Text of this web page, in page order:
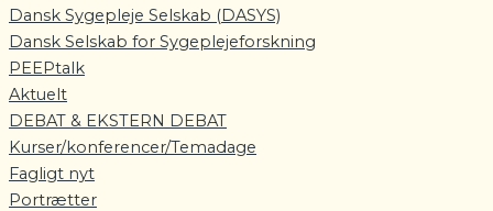
Dansk Sygepleje Selskab (DASYS)
Dansk Selskab for Sygeplejeforskning
PEEPtalk
Aktuelt
DEBAT & EKSTERN DEBAT
Kurser/konferencer/Temadage
Fagligt nyt
Portrætter